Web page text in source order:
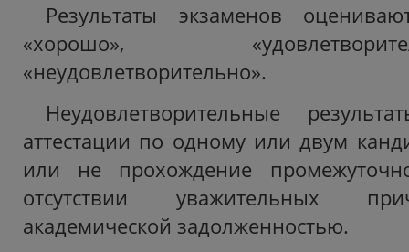
Результаты экзаменов
«хорошо»,
«неудовлетворительно».
Неудовлетворительные
аттестации по одному или двум
или не прохождение
отсутствии уважительных
академической задолженностью.